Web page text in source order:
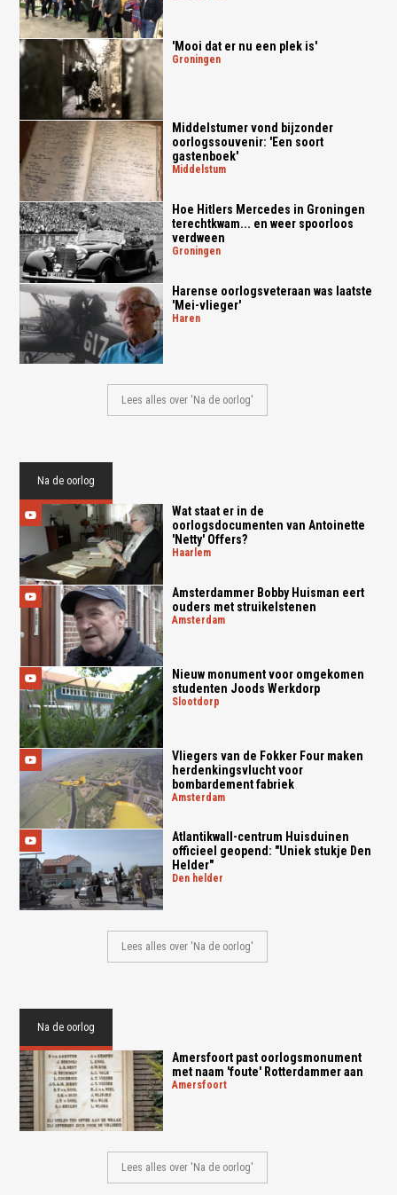
'Mooi dat er nu een plek is'
groningen
Middelstumer vond bijzonder
oorlogssouvenir: 'Een soort
gastenboek'
middelstum
Hoe Hitlers Mercedes in Groningen
terechtkwam... en weer spoorloos
verdween
groningen
Harense oorlogsveteraan was laatste
'Mei-vlieger'
haren
Lees alles over 'Na de oorlog'
Na de oorlog
Wat staat er in de
oorlogsdocumenten van Antoinette
'Netty' Offers?
haarlem
Amsterdammer Bobby Huisman eert
ouders met struikelstenen
amsterdam
Nieuw monument voor omgekomen
studenten Joods Werkdorp
slootdorp
Vliegers van de Fokker Four maken
herdenkingsvlucht voor
bombardement fabriek
amsterdam
Atlantikwall-centrum Huisduinen
officieel geopend: "Uniek stukje Den
Helder"
den helder
Lees alles over 'Na de oorlog'
Na de oorlog
Amersfoort past oorlogsmonument
met naam 'foute' Rotterdammer aan
amersfoort
Lees alles over 'Na de oorlog'